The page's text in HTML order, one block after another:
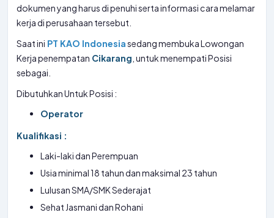
dokumen yang harus di penuhi serta informasi cara melamar
kerja di perusahaan tersebut.
Saat ini PT KAO Indonesiasedang membuka Lowongan
Kerja penempatan Cikarang , untuk menempati Posisi
sebagai.
Dibutuhkan Untuk Posisi :
Operator
Kualifikasi :
Laki-laki dan Perempuan
Usia minimal 18 tahun dan maksimal 23 tahun
Lulusan SMA/SMK Sederajat
Sehat Jasmani dan Rohani